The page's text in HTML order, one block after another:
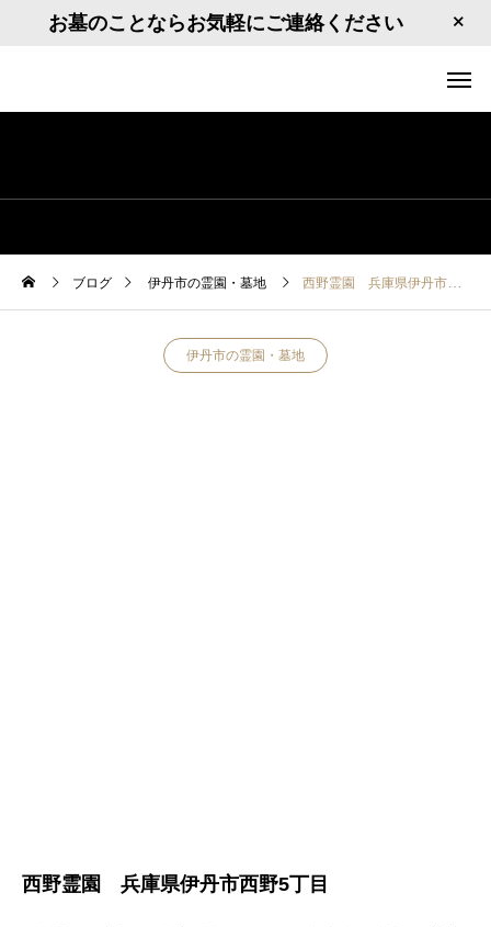
お墓のことならお気軽にご連絡ください
ブログ 伊丹市の霊園・墓地 西野霊園 兵庫県伊丹市西野5丁目
伊丹市の霊園・墓地
西野霊園 兵庫県伊丹市西野5丁目